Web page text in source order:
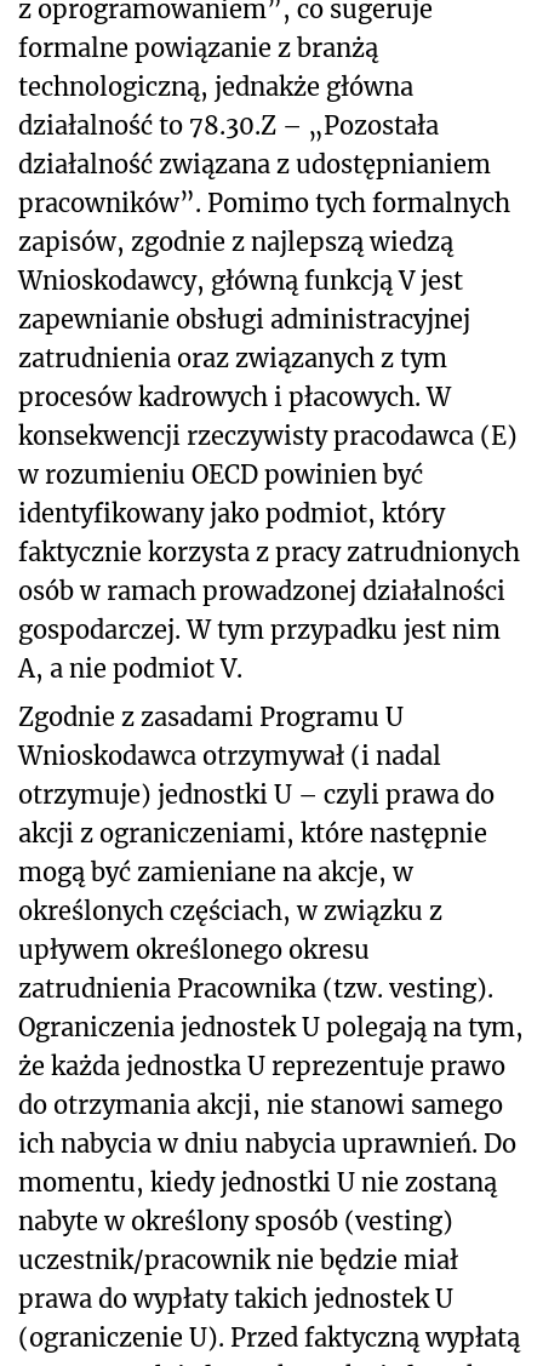
z oprogramowaniem”, co sugeruje
formalne powiązanie z branżą
technologiczną, jednakże główna
działalność to 78.30.Z – „Pozostała
działalność związana z udostępnianiem
pracowników”. Pomimo tych formalnych
zapisów, zgodnie z najlepszą wiedzą
Wnioskodawcy, główną funkcją V jest
zapewnianie obsługi administracyjnej
zatrudnienia oraz związanych z tym
procesów kadrowych i płacowych. W
konsekwencji rzeczywisty pracodawca (E)
w rozumieniu OECD powinien być
identyfikowany jako podmiot, który
faktycznie korzysta z pracy zatrudnionych
osób w ramach prowadzonej działalności
gospodarczej. W tym przypadku jest nim
A, a nie podmiot V.
Zgodnie z zasadami Programu U
Wnioskodawca otrzymywał (i nadal
otrzymuje) jednostki U – czyli prawa do
akcji z ograniczeniami, które następnie
mogą być zamieniane na akcje, w
określonych częściach, w związku z
upływem określonego okresu
zatrudnienia Pracownika (tzw. vesting).
Ograniczenia jednostek U polegają na tym,
że każda jednostka U reprezentuje prawo
do otrzymania akcji, nie stanowi samego
ich nabycia w dniu nabycia uprawnień. Do
momentu, kiedy jednostki U nie zostaną
nabyte w określony sposób (vesting)
uczestnik/pracownik nie będzie miał
prawa do wypłaty takich jednostek U
(ograniczenie U). Przed faktyczną wypłatą